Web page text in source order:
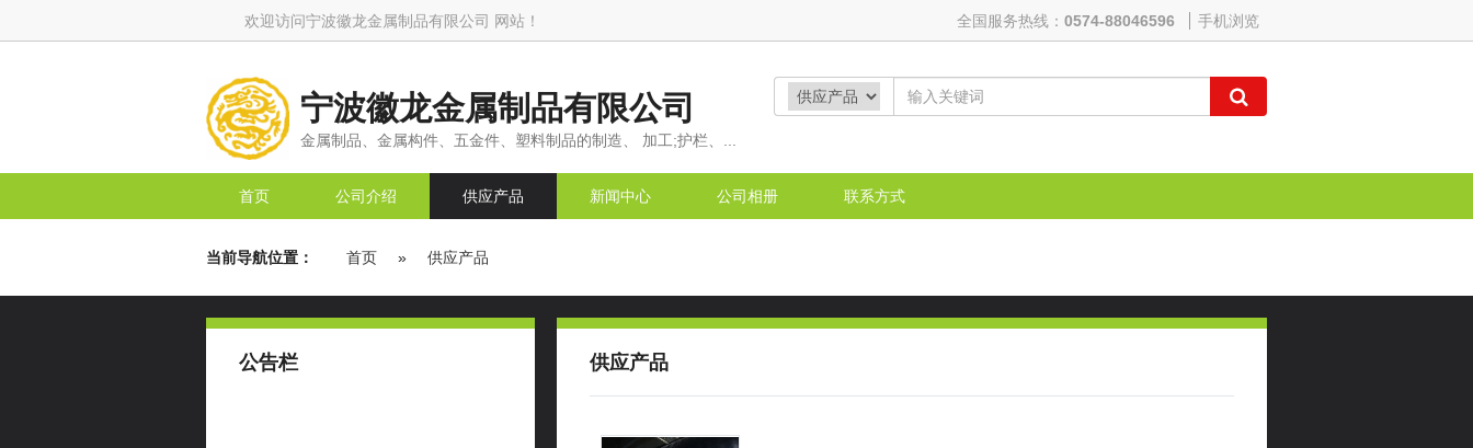
欢迎访问宁波徽龙金属制品有限公司 网站！ 全国服务热线： 0574-88046596 手机浏览
宁波徽龙金属制品有限公司
金属制品、金属构件、五金件、塑料制品的制造、 加工;护栏、...
首页 公司介绍 供应产品 新闻中心 公司相册 联系方式
当前导航位置： 首页 » 供应产品
公告栏 供应产品